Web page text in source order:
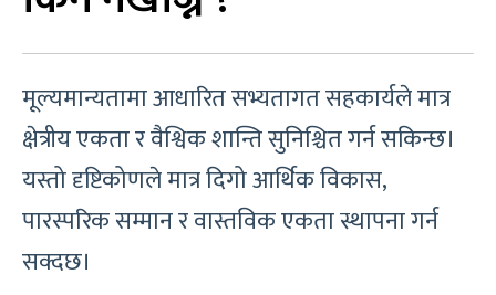
मूल्यमान्यतामा आधारित सभ्यतागत सहकार्यले मात्र
क्षेत्रीय एकता र वैश्विक शान्ति सुनिश्चित गर्न सकिन्छ।
यस्तो दृष्टिकोणले मात्र दिगो आर्थिक विकास,
पारस्परिक सम्मान र वास्तविक एकता स्थापना गर्न
सक्दछ।